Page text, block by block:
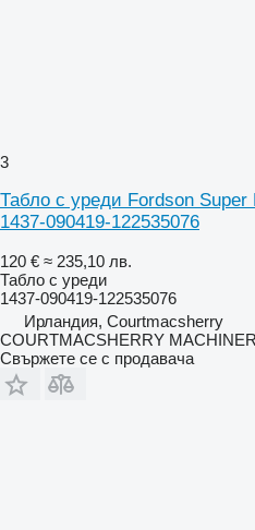
3
Табло с уреди Fordson Super
1437-090419-122535076
120 € ≈ 235,10 лв.
Табло с уреди
1437-090419-122535076
Ирландия, Courtmacsherry
COURTMACSHERRY
Свържете се с продавача